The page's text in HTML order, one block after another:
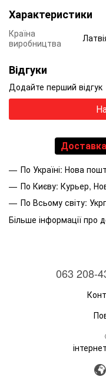
помітні.Біжутерія з
поверхнею, а гладкістю.
неповторні прикраси і
багато майстрів, які
шерсть в нашому
Є оптові пропозиції для
оптовою ціною від 500
Характеристики
Країна
виробництва
Відгуки
Додайте перший відгук
Доставка
По Україні: Нова
По Києву: Курьер,
По Всьому світу:
Більше інформації про
063 208-